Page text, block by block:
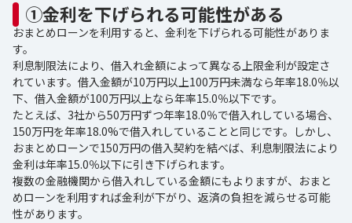
①金利を下げられる可能性がある
おまとめローンを利用すると、金利を下げられる可能性がありま
す。
利息制限法により、借入れ金額によって異なる上限金利が設定さ
れています。借入金額が10万円以上100万円未満なら年率18.0％以
下、借入金額が100万円以上なら年率15.0％以下です。
たとえば、3社から50万円ずつ年率18.0％で借入れしている場合、
150万円を年率18.0%で借入れしていることと同じです。しかし、
おまとめローンで150万円の借入契約を結べば、利息制限法により
金利は年率15.0％以下に引き下げられます。
複数の金融機関から借入れしている金額にもよりますが、おまと
めローンを利用すれば金利が下がり、返済の負担を減らせる可能
性があります。